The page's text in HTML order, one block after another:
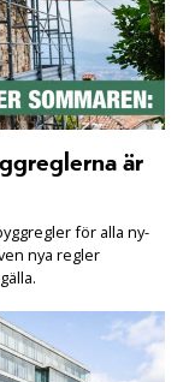
är
för alla ny-
nya regler